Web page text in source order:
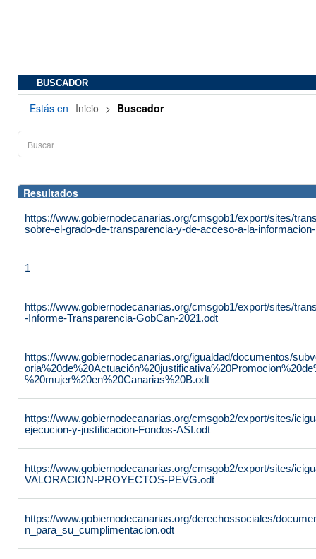
BUSCADOR
Estás en Inicio > Buscador
Resultados
https://www.gobiernodecanarias.org/cmsgob1/export/sites/
sobre-el-grado-de-transparencia-y-de-acceso-a-la-
1
https://www.gobiernodecanarias.org/cmsgob1/export/sites/
-Informe-Transparencia-GobCan-2021.odt
https://www.gobiernodecanarias.org/igualdad/documentos/
%20mujer%20en%20Canarias%20B.odt
https://www.gobiernodecanarias.org/cmsgob2/export/sites/
ejecucion-y-justificacion-Fondos-ASI.odt
https://www.gobiernodecanarias.org/cmsgob2/export/sites/
VALORACION-PROYECTOS-PEVG.odt
https://www.gobiernodecanarias.org/derechossociales/
n_para_su_cumplimentacion.odt